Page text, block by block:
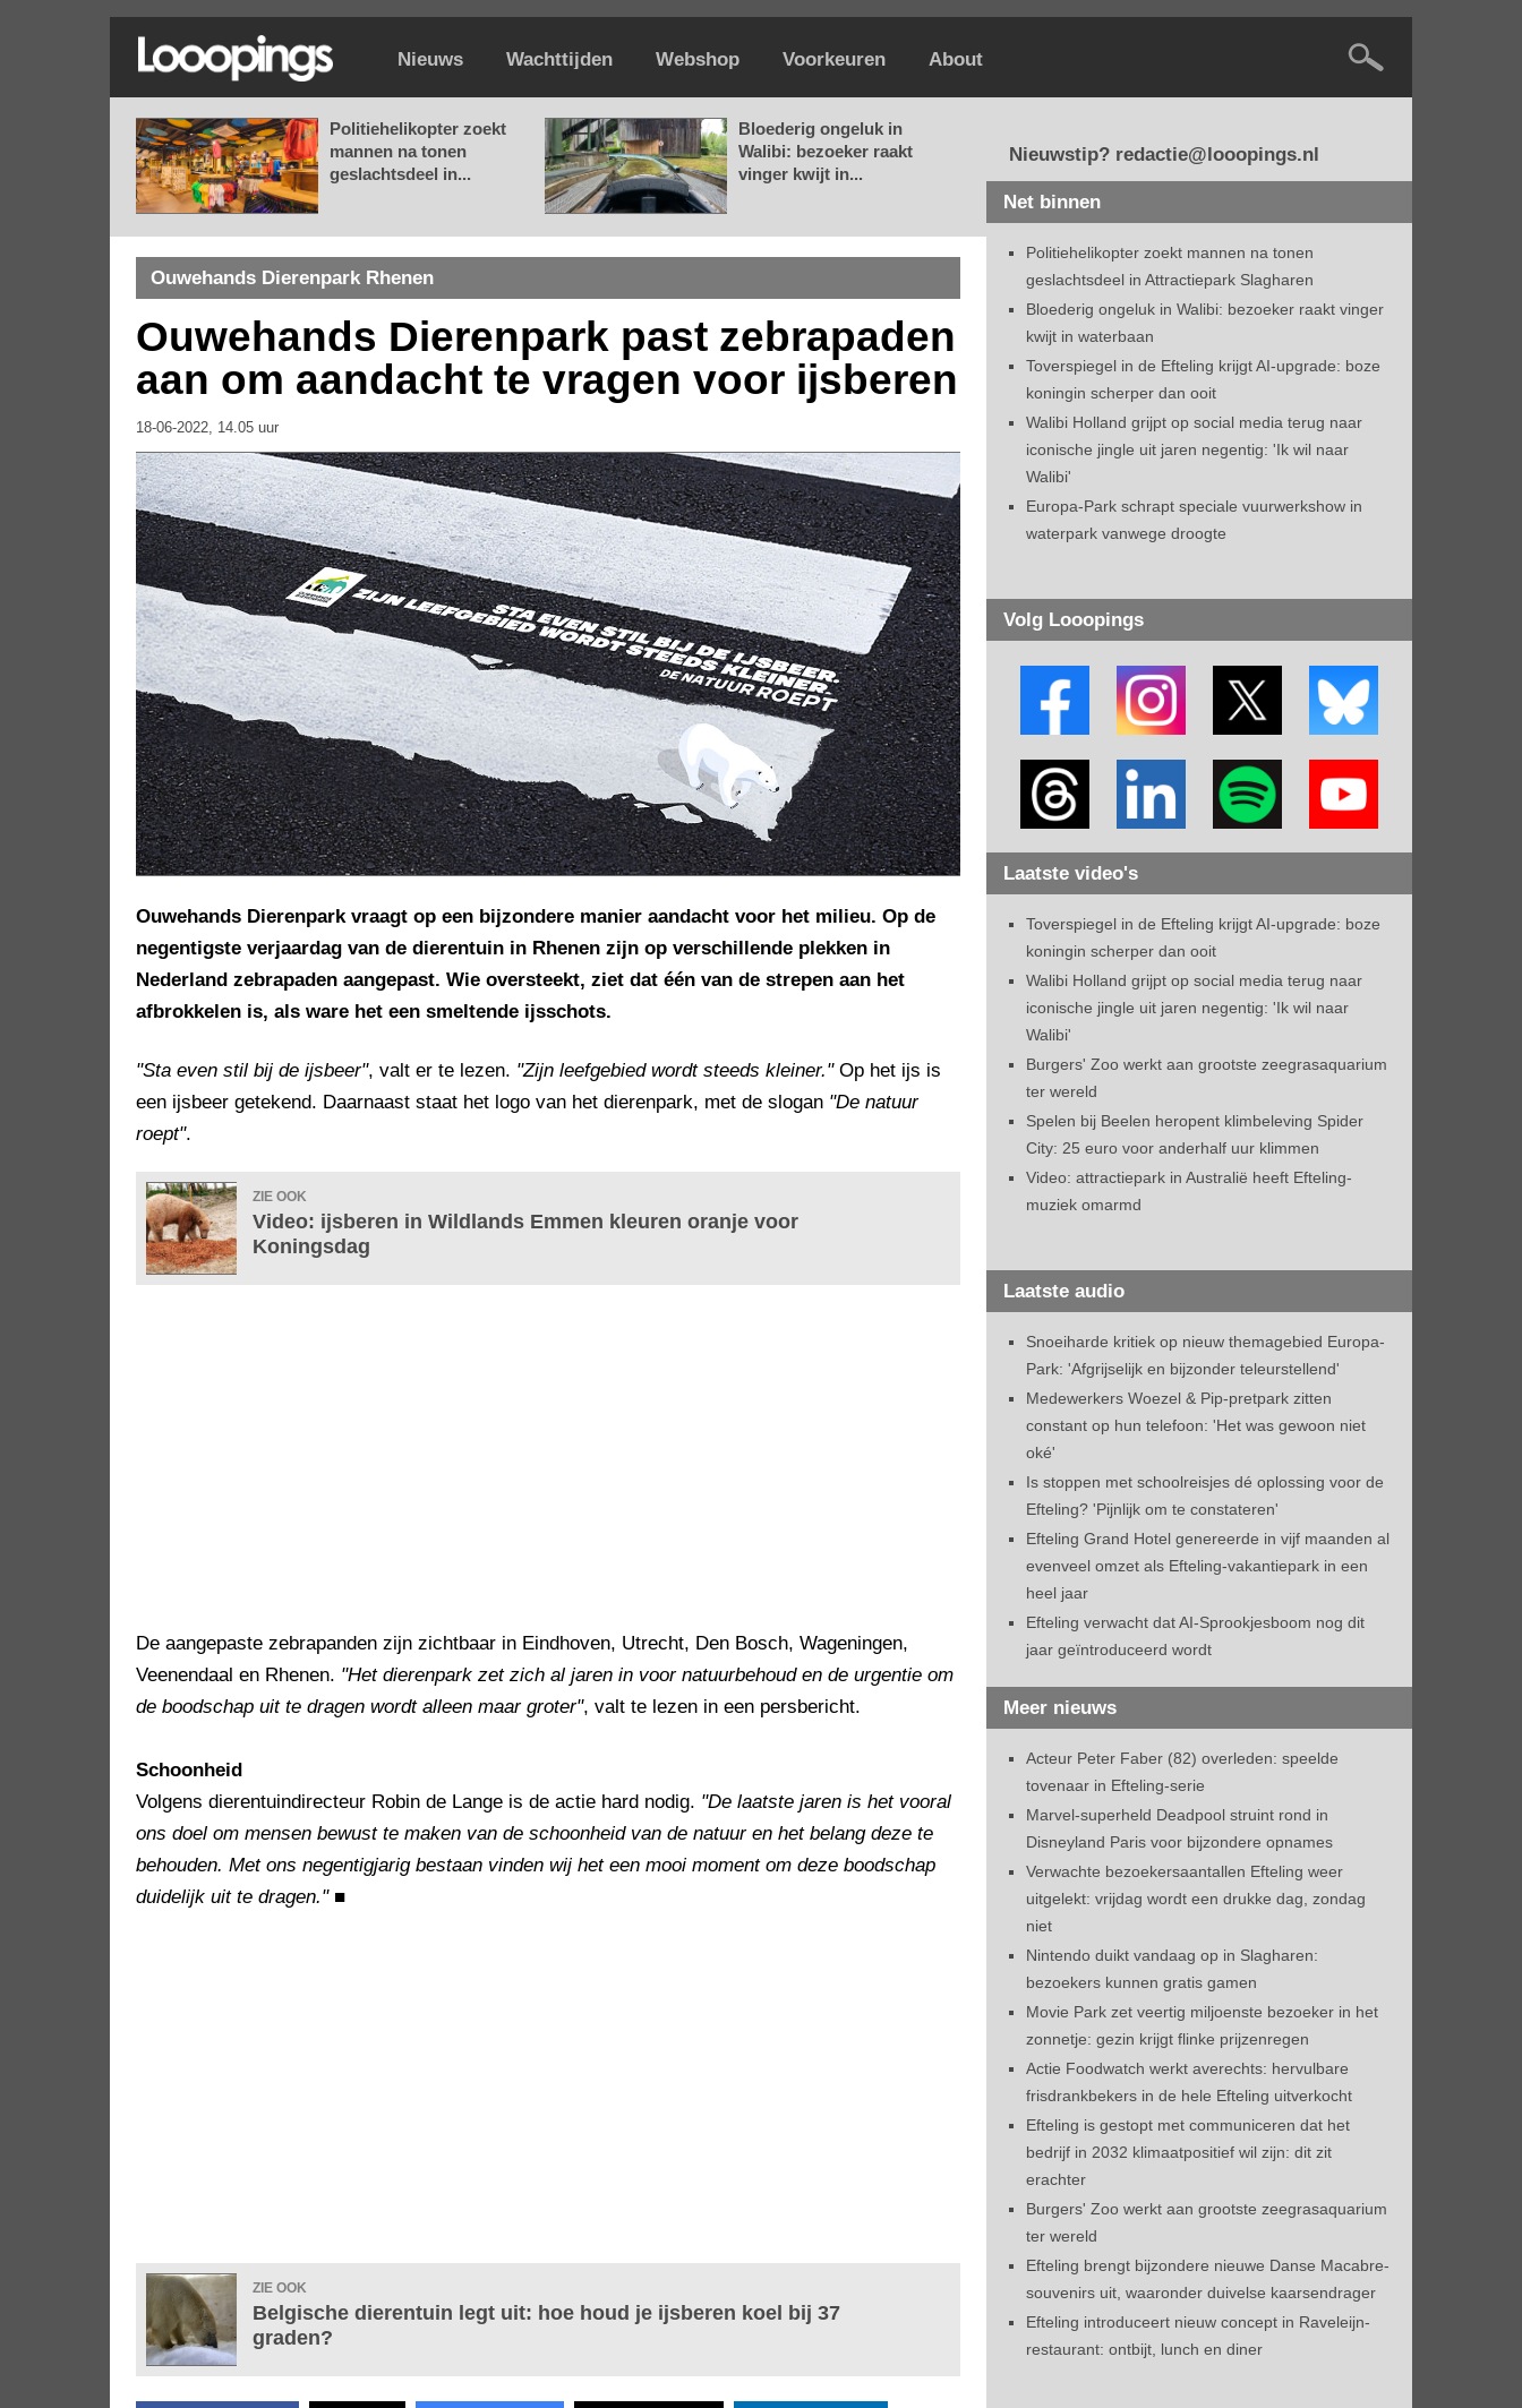
Nieuws Wachttijden Webshop Voorkeuren About
Politiehelikopter zoekt
mannen na tonen
geslachtsdeel in...
Bloederig ongeluk in
Walibi: bezoeker raakt
vinger kwijt in...
Ouwehands Dierenpark Rhenen
Ouwehands Dierenpark past zebrapaden
aan om aandacht te vragen voor ijsberen
18-06-2022, 14.05 uur
Ouwehands Dierenpark vraagt op een bijzondere manier aandacht voor het milieu. Op de
negentigste verjaardag van de dierentuin in Rhenen zijn op verschillende plekken in
Nederland zebrapaden aangepast. Wie oversteekt, ziet dat één van de strepen aan het
afbrokkelen is, als ware het een smeltende ijsschots.
"Sta even stil bij de ijsbeer", valt er te lezen. "Zijn leefgebied wordt steeds kleiner."Op het ijs is
een ijsbeer getekend. Daarnaast staat het logo van het dierenpark, met de slogan "De natuur
roept".
ZIE OOK
Video: ijsberen in Wildlands Emmen kleuren oranje voor
Koningsdag
De aangepaste zebrapanden zijn zichtbaar in Eindhoven, Utrecht, Den Bosch, Wageningen,
Veenendaal en Rhenen. "Het dierenpark zet zich al jaren in voor natuurbehoud en de urgentie om
de boodschap uit te dragen wordt alleen maar groter", valt te lezen in een persbericht.
Schoonheid
Volgens dierentuindirecteur Robin de Lange is de actie hard nodig. "De laatste jaren is het vooral
ons doel om mensen bewust te maken van de schoonheid van de natuur en het belang deze te
behouden. Met ons negentigjarig bestaan vinden wij het een mooi moment om deze boodschap
duidelijk uit te dragen." ■
ZIE OOK
Belgische dierentuin legt uit: hoe houd je ijsberen koel bij 37
graden?
Nieuwstip? redactie@looopings.nl
Net binnen
Politiehelikopter zoekt mannen na tonen
geslachtsdeel in Attractiepark Slagharen
Bloederig ongeluk in Walibi: bezoeker raakt vinger
kwijt in waterbaan
Toverspiegel in de Efteling krijgt AI-upgrade: boze
koningin scherper dan ooit
Walibi Holland grijpt op social media terug naar
iconische jingle uit jaren negentig: 'Ik wil naar
Walibi'
Europa-Park schrapt speciale vuurwerkshow in
waterpark vanwege droogte
Volg Looopings
Laatste video's
Toverspiegel in de Efteling krijgt AI-upgrade: boze
koningin scherper dan ooit
Walibi Holland grijpt op social media terug naar
iconische jingle uit jaren negentig: 'Ik wil naar
Walibi'
Burgers' Zoo werkt aan grootste zeegrasaquarium
ter wereld
Spelen bij Beelen heropent klimbeleving Spider
City: 25 euro voor anderhalf uur klimmen
Video: attractiepark in Australië heeft Efteling-
muziek omarmd
Laatste audio
Snoeiharde kritiek op nieuw themagebied Europa-
Park: 'Afgrijselijk en bijzonder teleurstellend'
Medewerkers Woezel & Pip-pretpark zitten
constant op hun telefoon: 'Het was gewoon niet
oké'
Is stoppen met schoolreisjes dé oplossing voor de
Efteling? 'Pijnlijk om te constateren'
Efteling Grand Hotel genereerde in vijf maanden al
evenveel omzet als Efteling-vakantiepark in een
heel jaar
Efteling verwacht dat AI-Sprookjesboom nog dit
jaar geïntroduceerd wordt
Meer nieuws
Acteur Peter Faber (82) overleden: speelde
tovenaar in Efteling-serie
Marvel-superheld Deadpool struint rond in
Disneyland Paris voor bijzondere opnames
Verwachte bezoekersaantallen Efteling weer
uitgelekt: vrijdag wordt een drukke dag, zondag
niet
Nintendo duikt vandaag op in Slagharen:
bezoekers kunnen gratis gamen
Movie Park zet veertig miljoenste bezoeker in het
zonnetje: gezin krijgt flinke prijzenregen
Actie Foodwatch werkt averechts: hervulbare
frisdrankbekers in de hele Efteling uitverkocht
Efteling is gestopt met communiceren dat het
bedrijf in 2032 klimaatpositief wil zijn: dit zit
erachter
Burgers' Zoo werkt aan grootste zeegrasaquarium
ter wereld
Efteling brengt bijzondere nieuwe Danse Macabre-
souvenirs uit, waaronder duivelse kaarsendrager
Efteling introduceert nieuw concept in Raveleijn-
restaurant: ontbijt, lunch en diner